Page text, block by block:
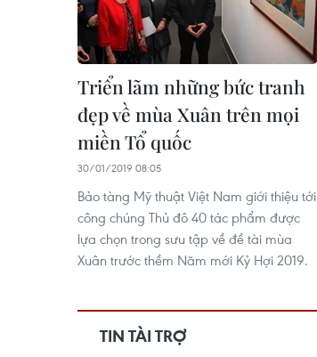
Triển lãm những bức tranh
đẹp về mùa Xuân trên mọi
miền Tổ quốc
30/01/2019 08:05
Bảo tàng Mỹ thuật Việt Nam giới thiệu tới
công chúng Thủ đô 40 tác phẩm được
lựa chọn trong sưu tập về đề tài mùa
Xuân trước thềm Năm mới Kỷ Hợi 2019.